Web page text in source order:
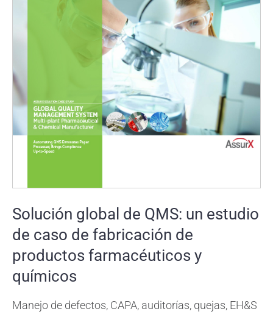
Solución global de QMS: un estudio
de caso de fabricación de
productos farmacéuticos y
químicos
Manejo de defectos, CAPA, auditorías, quejas, EH&S